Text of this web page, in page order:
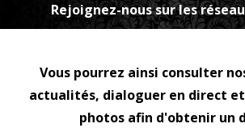
Rejoignez-nous sur les
Vous pourrez ainsi consulter
actualités, dialoguer en direct
photos afin d'obtenir un